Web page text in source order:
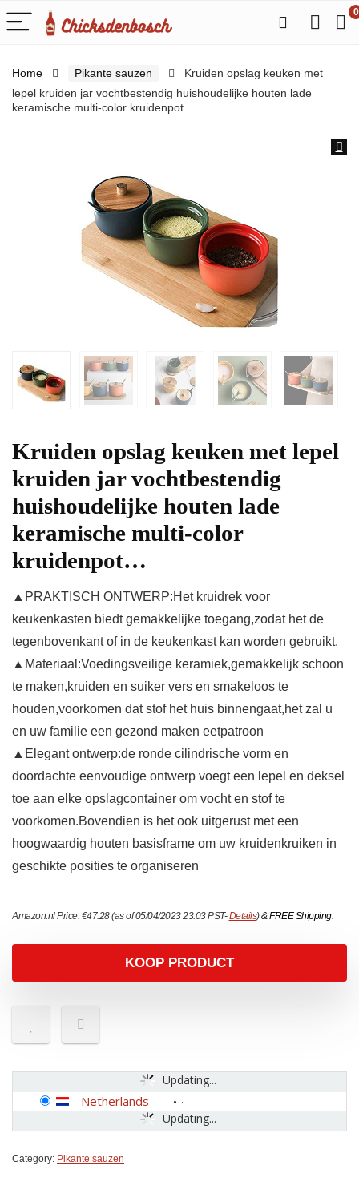
0
Home Pikante sauzen
Kruiden opslag keuken met
lepel kruiden jar vochtbestendig huishoudelijke houten lade
keramische multi-color kruidenpot…
Kruiden opslag keuken met lepel
kruiden jar vochtbestendig
huishoudelijke houten lade
keramische multi-color
kruidenpot…
▲PRAKTISCH ONTWERP:Het kruidrek voor
keukenkasten biedt gemakkelijke toegang,zodat het de
tegenbovenkant of in de keukenkast kan worden gebruikt.
▲Materiaal:Voedingsveilige keramiek,gemakkelijk schoon
te maken,kruiden en suiker vers en smakeloos te
houden,voorkomen dat stof het huis binnengaat,het zal u
en uw familie een gezond maken eetpatroon
▲Elegant ontwerp:de ronde cilindrische vorm en
doordachte eenvoudige ontwerp voegt een lepel en deksel
toe aan elke opslagcontainer om vocht en stof te
voorkomen.Bovendien is het ook uitgerust met een
hoogwaardig houten basisframe om uw kruidenkruiken in
geschikte posities te organiseren
Amazon.nl Price:€47.28(as of 05/04/2023 23:03 PST-Details)&FREE Shipping.
KOOP PRODUCT
Updating...
Updating...
Netherlands -
Category: Pikante sauzen